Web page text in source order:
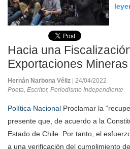
Hacia una
Exportaciones Mineras
Hernán Narbona Véliz
| 24/04/2022
Poeta, Escritor, Periodismo Independiente
Política Nacional Proclamar la
presente que, de acuerdo a la
Estado de Chile. Por tanto, el
a una verificación del cumplimiento